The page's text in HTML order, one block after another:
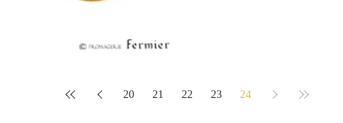
20 21 22 23 24